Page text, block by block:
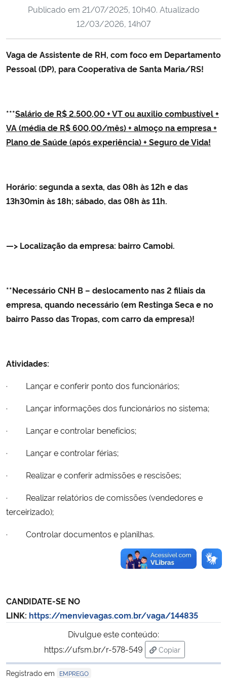
Ministério da Cidadania
Ministério de Minas e Energia
Ministério do Meio Ambiente
Ministério do Turismo
Controladoria-Geral da União
Secretaria-Geral
Gabinete de Segurança Institucional
Planalto
Publicado em 21/07/2025, 10h40. Atualizado
12/03/2026, 14h07
Vaga de Assistente de RH, com foco em Departamento
Pessoal (DP), para Cooperativa de Santa Maria/RS!
***Salário de R$ 2.500,00 + VT ou auxilio combustível +
VA (média de R$ 600,00/mês) + almoço na empresa +
Plano de Saúde (após experiência) + Seguro de Vida!
Horário: segunda a sexta, das 08h às 12h e das
13h30min às 18h; sábado, das 08h às 11h.
—> Localização da empresa: bairro Camobi.
**Necessário CNH B – deslocamento nas 2 filiais da
empresa, quando necessário (em Restinga Seca e no
bairro Passo das Tropas, com carro da empresa)!
Atividades:
· Lançar e conferir ponto dos funcionários;
· Lançar informações dos funcionários no sistema;
· Lançar e controlar benefícios;
· Lançar e controlar férias;
· Realizar e conferir admissões e rescisões;
· Realizar relatórios de comissões (vendedores e
terceirizado);
· Controlar documentos e planilhas.
CANDIDATE-SE NO
LINK: https://menvievagas.com.br/vaga/144835
Divulgue este conteúdo:
https://ufsm.br/r-578-549
Copiar
para área de
Registrado em
EMPREGO